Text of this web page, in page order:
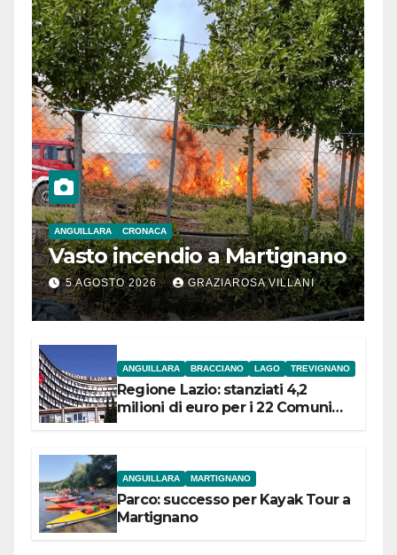
ANGUILLARA CRONACA
Vasto incendio a Martignano
5 AGOSTO 2026 GRAZIAROSA VILLANI
ANGUILLARA BRACCIANO LAGO TREVIGNANO
Regione Lazio: stanziati 4,2
milioni di euro per i 22 Comuni
ANGUILLARA MARTIGNANO
Parco: successo per Kayak Tour a
Martignano